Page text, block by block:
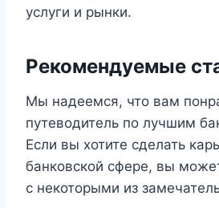
услуги и рынки.
Рекомендуемые
Мы надеемся, что вам
путеводитель по лучшим
Если вы хотите сделать
банковской сфере, вы
с некоторыми из